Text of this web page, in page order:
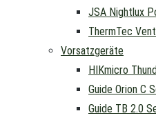
JSA Nightlux
ThermTec
Vorsatzgeräte
HIKmicro
Guide Orion C
Guide TB 2.0